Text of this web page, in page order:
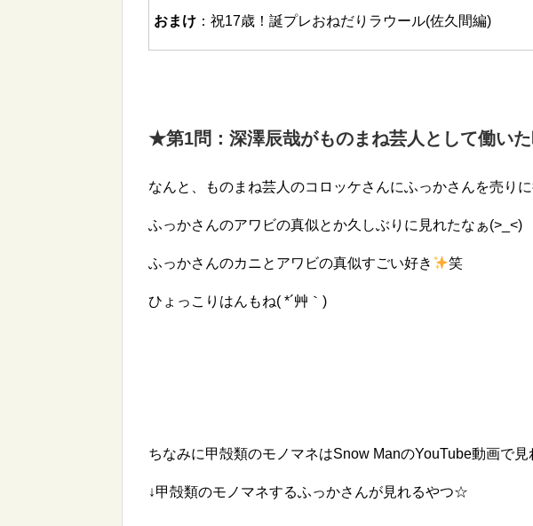
おまけ ：祝17歳！誕プレおねだりラウール(佐久間編)
★第1問 ：深澤辰哉がものまね芸人として働い
なんと、ものまね芸人のコロッケさんにふっかさんを売り
ふっかさんのアワビの真似とか久しぶりに見れたなぁ(>_<)
ふっかさんのカニとアワビの真似すごい好き 笑
ひょっこりはんもね( *´艸｀)
ちなみに甲殻類のモノマネはSnow ManのYouTube動画で見
↓甲殻類のモノマネするふっかさんが見れるやつ☆